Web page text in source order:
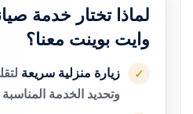
لماذا تختار خدمة
وايت بوينت معنا؟
✓ زيارة منزلية سريعة
وتحديد الخدمة